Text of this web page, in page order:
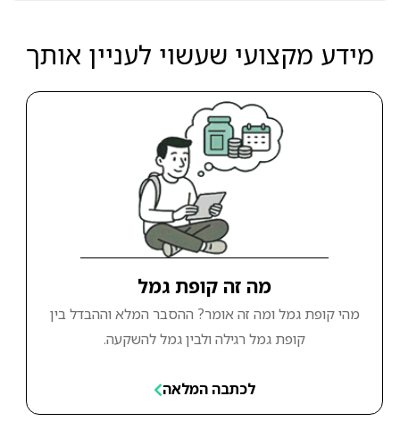
מידע מקצועי שעשוי לעניין אותך
מה זה קופת גמל
מהי קופת גמל ומה זה אומר? ההסבר המלא וההבדל בין
קופת גמל רגילה ולבין גמל להשקעה.
לכתבה המלאה